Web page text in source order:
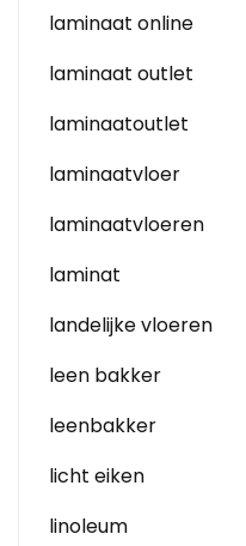
laminaat online
laminaat outlet
laminaatoutlet
laminaatvloer
laminaatvloeren
laminat
landelijke vloeren
leen bakker
leenbakker
licht eiken
linoleum